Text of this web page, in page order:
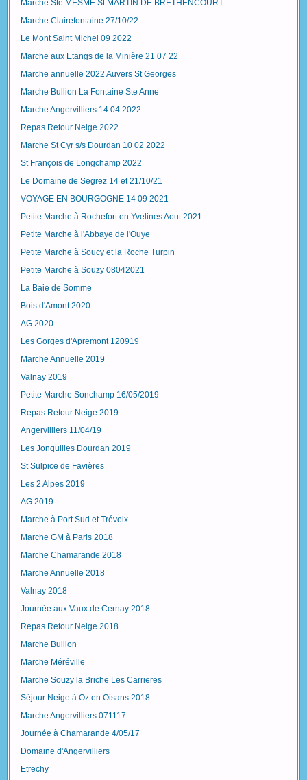
Marche Ste MESME St MARTIN DE BRETHENCOURT
Marche Clairefontaine 27/10/22
Le Mont Saint Michel 09 2022
Marche aux Etangs de la Minière 21 07 22
Marche annuelle 2022 Auvers St Georges
Marche Bullion La Fontaine Ste Anne
Marche Angervilliers 14 04 2022
Repas Retour Neige 2022
Marche St Cyr s/s Dourdan 10 02 2022
St François de Longchamp 2022
Le Domaine de Segrez 14 et 21/10/21
VOYAGE EN BOURGOGNE 14 09 2021
Petite Marche à Rochefort en Yvelines Aout 2021
Petite Marche à l'Abbaye de l'Ouye
Petite Marche à Soucy et la Roche Turpin
Petite Marche à Souzy 08042021
La Baie de Somme
Bois d'Amont 2020
AG 2020
Les Gorges d'Apremont 120919
Marche Annuelle 2019
Valnay 2019
Petite Marche Sonchamp 16/05/2019
Repas Retour Neige 2019
Angervilliers 11/04/19
Les Jonquilles Dourdan 2019
St Sulpice de Favières
Les 2 Alpes 2019
AG 2019
Marche à Port Sud et Trévoix
Marche GM à Paris 2018
Marche Chamarande 2018
Marche Annuelle 2018
Valnay 2018
Journée aux Vaux de Cernay 2018
Repas Retour Neige 2018
Marche Bullion
Marche Méréville
Marche Souzy la Briche Les Carrieres
Séjour Neige à Oz en Oisans 2018
Marche Angervilliers 071117
Journée à Chamarande 4/05/17
Domaine d'Angervilliers
Etrechy